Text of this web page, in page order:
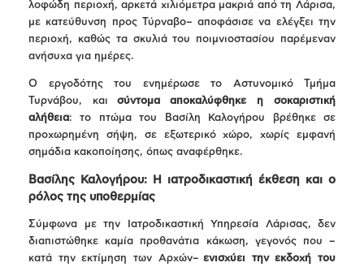
λοφώδη περιοχή, αρκετά χιλιόμετρα μακριά από τη Λάρισα,
με κατεύθυνση προς Τύρναβο– αποφάσισε να ελέγξει την
περιοχή, καθώς τα σκυλιά του ποιμνιοστασίου παρέμεναν
ανήσυχα για ημέρες.
Ο εργοδότης του ενημέρωσε το Αστυνομικό Τμήμα
Τυρνάβου, και σύντομα αποκαλύφθηκε η σοκαριστική
αλήθεια: το πτώμα του Βασίλη Καλογήρου βρέθηκε σε
προχωρημένη σήψη, σε εξωτερικό χώρο, χωρίς εμφανή
σημάδια κακοποίησης, όπως αναφέρθηκε.
Βασίλης Καλογήρου: Η ιατροδικαστική έκθεση και ο
ρόλος της υποθερμίας
Σύμφωνα με την Ιατροδικαστική Υπηρεσία Λάρισας, δεν
διαπιστώθηκε καμία προθανάτια κάκωση, γεγονός που –
κατά την εκτίμηση των Αρχών–ενισχύει την εκδοχή του